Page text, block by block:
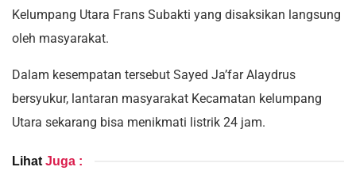
Kelumpang Utara Frans Subakti yang disaksikan langsung
oleh masyarakat.
Dalam kesempatan tersebut Sayed Ja’far Alaydrus
bersyukur, lantaran masyarakat Kecamatan kelumpang
Utara sekarang bisa menikmati listrik 24 jam.
Lihat Juga :